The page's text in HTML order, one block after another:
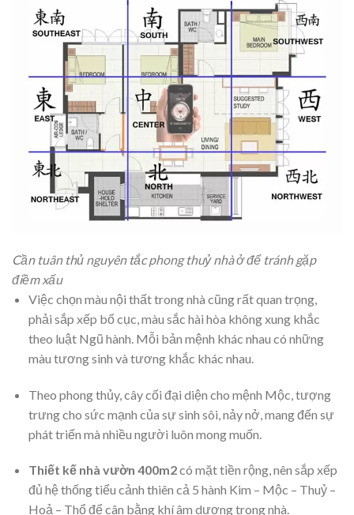
Cần tuân thủ nguyên tắc phong thuỷ nhà ở để tránh gặp
điềm xấu
Việc chọn màu nội thất trong nhà cũng rất quan trọng,
phải sắp xếp bố cục, màu sắc hài hòa không xung khắc
theo luật Ngũ hành. Mỗi bản mệnh khác nhau có những
màu tương sinh và tương khắc khác nhau.
Theo phong thủy, cây cối đại diện cho mệnh Mộc, tượng
trưng cho sức mạnh của sự sinh sôi, nảy nở, mang đến sự
phát triển mà nhiều người luôn mong muốn.
Thiết kế nhà vườn 400m2có mặt tiền rộng, nên sắp xếp
đủ hệ thống tiểu cảnh thiên cả 5 hành Kim – Mộc – Thuỷ –
Hoả – Thổ để cân bằng khí âm dương trong nhà.